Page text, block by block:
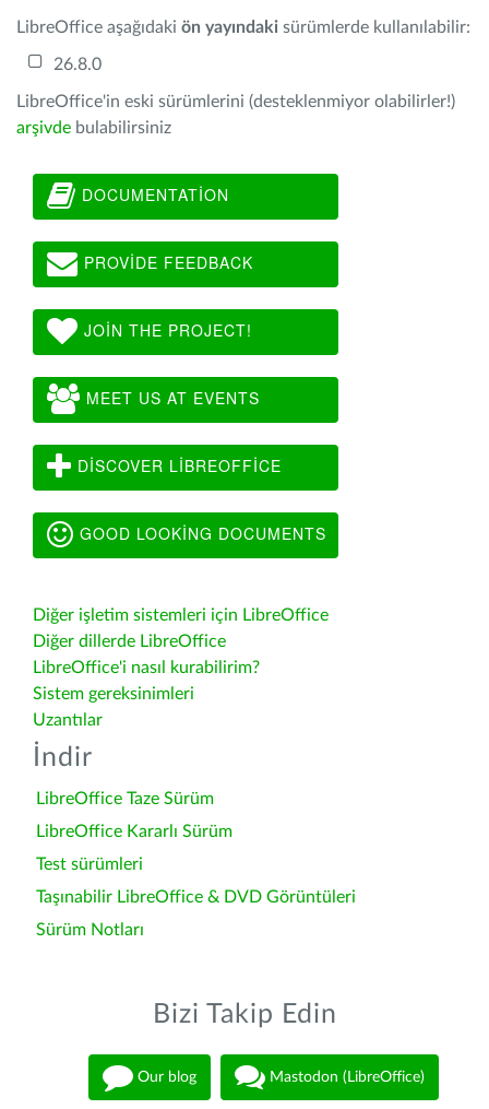
LibreOffice aşağıdaki ön yayındaki sürümlerde kullanılabilir:
26.8.0
LibreOffice'in eski sürümlerini (desteklenmiyor olabilirler!)
arşivde bulabilirsiniz
DOCUMENTATION
PROVIDE FEEDBACK
JOIN THE PROJECT!
MEET US AT EVENTS
DISCOVER LIBREOFFICE
GOOD LOOKING DOCUMENTS
Diğer işletim sistemleri için LibreOffice
Diğer dillerde LibreOffice
LibreOffice'i nasıl kurabilirim?
Sistem gereksinimleri
Uzantılar
İndir
LibreOffice Taze Sürüm
LibreOffice Kararlı Sürüm
Test sürümleri
Taşınabilir LibreOffice & DVD Görüntüleri
Sürüm Notları
Bizi Takip Edin
Our blog Mastodon (LibreOffice)